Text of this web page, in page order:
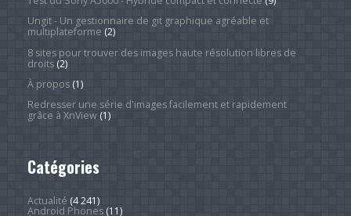
Ungit - Un gestionnaire de git graphique agréable et
multiplateforme (2)
8 sites pour trouver des images haute résolution libres de
droits(2)
À propos(1)
Redresser une série d'images facilement et rapidement
grâce à XnView(1)
Catégories
Actualité (4 241)
Android Phones(11)